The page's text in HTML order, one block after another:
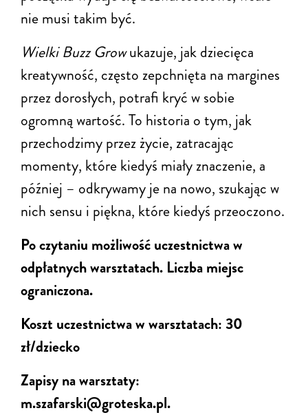
nie musi takim być.
Wielki Buzz Growukazuje, jak dziecięca
kreatywność, często zepchnięta na margines
przez dorosłych, potrafi kryć w sobie
ogromną wartość. To historia o tym, jak
przechodzimy przez życie, zatracając
momenty, które kiedyś miały znaczenie, a
później – odkrywamy je na nowo, szukając w
nich sensu i piękna, które kiedyś przeoczono.
Po czytaniu możliwość uczestnictwa w
odpłatnych warsztatach. Liczba miejsc
ograniczona.
Koszt uczestnictwa w warsztatach: 30
zł/dziecko
Zapisy na warsztaty:
m.szafarski@groteska.pl.